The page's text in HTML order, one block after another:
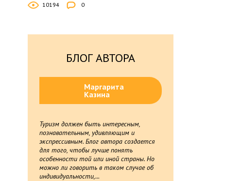
10194 0
БЛОГ АВТОРА
Маргарита
Казина
Туризм должен быть интересным,
познавательным, удивляющим и
экспрессивным. Блог автора создается
для того, чтобы лучше понять
особенности той или иной страны. Но
можно ли говорить в таком случае об
индивидуальности,...